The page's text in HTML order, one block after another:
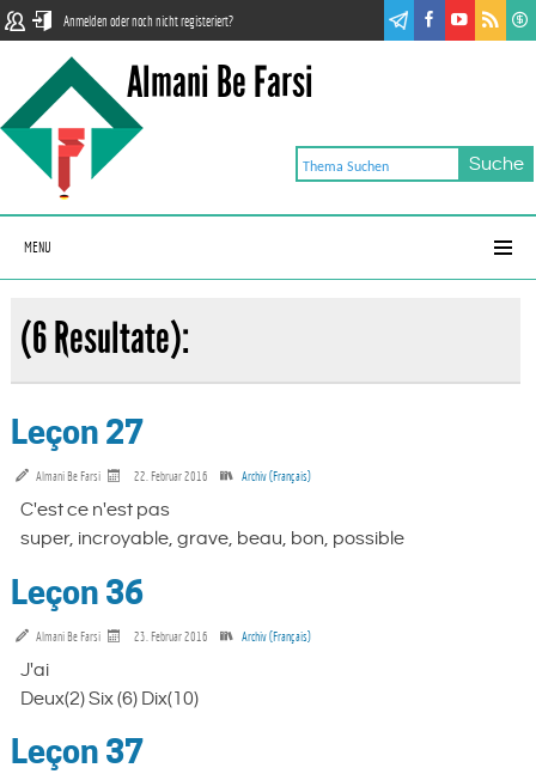
Anmelden oder noch nicht registeriert?
Almani Be Farsi
MENU
(6 Resultate):
Leçon 27
Almani Be Farsi 22. Februar 2016 Archiv (Français)
C'est ce n'est pas
super, incroyable, grave, beau, bon, possible
Leçon 36
Almani Be Farsi 23. Februar 2016 Archiv (Français)
J'ai
Deux(2) Six (6) Dix(10)
Leçon 37